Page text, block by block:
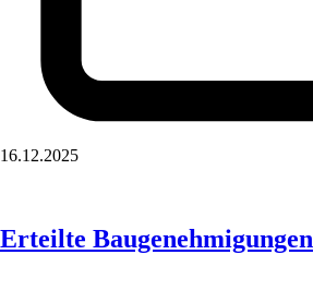
16.12.2025
Erteilte Baugenehmigungen